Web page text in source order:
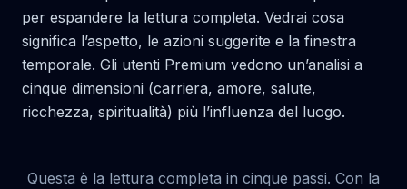
per espandere la lettura completa. Vedrai cosa
significa l’aspetto, le azioni suggerite e la finestra
temporale. Gli utenti Premium vedono un’analisi a
cinque dimensioni (carriera, amore, salute,
ricchezza, spiritualità) più l’influenza del luogo.
Questa è la lettura completa in cinque passi. Con la